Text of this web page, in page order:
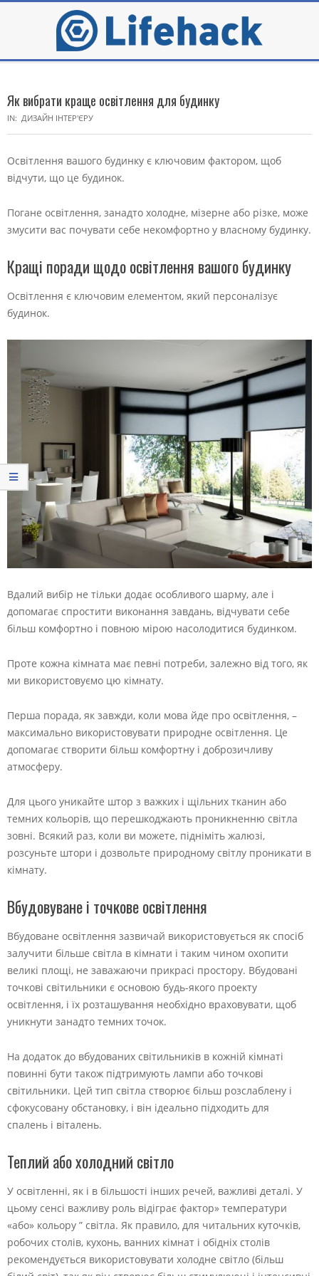
Menu
Як вибрати краще освітлення для будинку
IN: ДИЗАЙН ІНТЕР'ЄРУ
Освітлення вашого будинку є ключовим фактором, щоб
відчути, що це будинок.
Погане освітлення, занадто холодне, мізерне або різке, може
змусити вас почувати себе некомфортно у власному будинку.
Кращі поради щодо освітлення вашого будинку
Освітлення є ключовим елементом, який персоналізує
будинок.
Вдалий вибір не тільки додає особливого шарму, але і
допомагає спростити виконання завдань, відчувати себе
більш комфортно і повною мірою насолодитися будинком.
Проте кожна кімната має певні потреби, залежно від того, як
ми використовуємо цю кімнату.
Перша порада, як завжди, коли мова йде про освітлення, –
максимально використовувати природне освітлення. Це
допомагає створити більш комфортну і доброзичливу
атмосферу.
Для цього уникайте штор з важких і щільних тканин або
темних кольорів, що перешкоджають проникненню світла
зовні. Всякий раз, коли ви можете, підніміть жалюзі,
розсуньте штори і дозвольте природному світлу проникати в
кімнату.
Вбудовуване і точкове освітлення
Вбудоване освітлення зазвичай використовується як спосіб
залучити більше світла в кімнати і таким чином охопити
великі площі, не заважаючи прикрасі простору. Вбудовані
точкові світильники є основою будь-якого проекту
освітлення, і їх розташування необхідно враховувати, щоб
уникнути занадто темних точок.
На додаток до вбудованих світильників в кожній кімнаті
повинні бути також підтримують лампи або точкові
світильники. Цей тип світла створює більш розслаблену і
сфокусовану обстановку, і він ідеально підходить для
спалень і віталень.
Теплий або холодний світло
У освітленні, як і в більшості інших речей, важливі деталі. У
цьому сенсі важливу роль відіграє фактор» температури
«або» кольору ” світла. Як правило, для читальних куточків,
робочих столів, кухонь, ванних кімнат і обідніх столів
рекомендується використовувати холодне світло (більш